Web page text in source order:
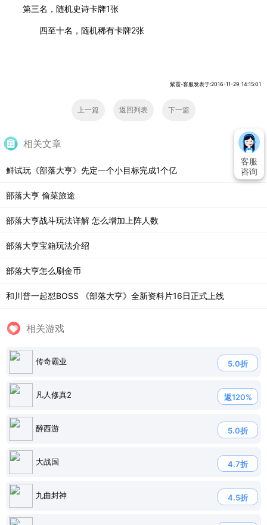
第三名，随机史诗卡牌1张
四至十名，随机稀有卡牌2张
紫霞-客服发表于:2016-11-29 14:15:01
上一篇 返回列表 下一篇
相关文章
鲜试玩《部落大亨》先定一个小目标完成1个亿
部落大亨 偷菜旅途
部落大亨战斗玩法详解 怎么增加上阵人数
部落大亨宝箱玩法介绍
部落大亨怎么刷金币
和川普一起怼BOSS 《部落大亨》全新资料片16日正式上线
相关游戏
传奇霸业 5.0折
凡人修真2 返120%
醉西游 5.0折
大战国 4.7折
九曲封神 4.5折
客服
咨询